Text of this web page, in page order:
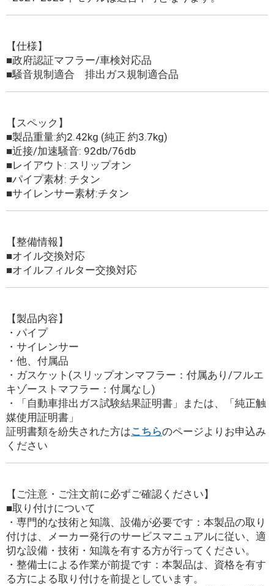
【仕様】
■政府認証マフラー/車検対応品
■騒音規制適合 排出ガス規制適合品
【スペック】
■製品重量:約2.42kg (純正 約3.7kg)
■近接/加速騒音: 92db/76db
■レイアウト: スリップオン
■パイプ素材: チタン
■サイレンサー素材:チタン
【整備情報】
■オイル交換対応
■オイルフィルター交換対応
【製品内容】
・パイプ
・サイレンサー
・他、付属品
・ガスケット(スリップオンマフラー：付属あり/フルエ
キゾーストマフラー：付属なし)
・「自動車排出ガス試験結果証明書」または、「純正触
媒使用証明書」
証明書類を紛失された方はこちらのページよりお申込み
ください
【ご注意・ご注文前に必ずご確認ください】
■取り付けについて
・専門的な技術と知識、設備が必要です：本製品の取り
付けは、メーカー発行のサービスマニュアルに従い、適
切な設備・技術・知識を有する方が行ってください。
・整備士による作業が前提です：本製品は、資格を有す
る方による取り付けを前提としています。